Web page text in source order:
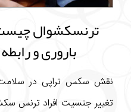
ترنسکشوال
باروری و
نقش سکس تراپی در
تغییر جنسیت افراد ترنس